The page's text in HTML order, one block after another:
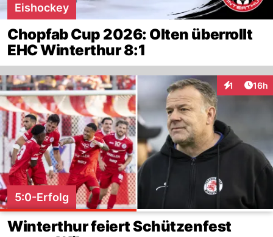
Eishockey
Chopfab Cup 2026: Olten überrollt
EHC Winterthur 8:1
1 16h
5:0-Erfolg
Winterthur feiert Schützenfest